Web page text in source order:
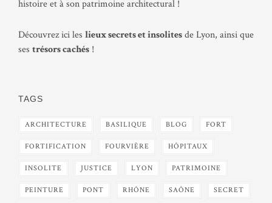
histoire et à son patrimoine architectural !
Découvrez ici les lieux secrets et insolitesde Lyon, ainsi que
ses trésors cachés !
TAGS
ARCHITECTURE BASILIQUE BLOG FORT
FORTIFICATION FOURVIÈRE HÔPITAUX
INSOLITE JUSTICE LYON PATRIMOINE
PEINTURE PONT RHÔNE SAÔNE SECRET